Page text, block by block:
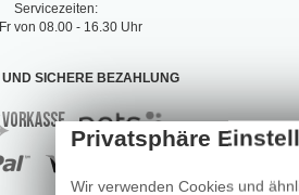
Servicezeiten:
von 08.00 - 16.30 Uhr
UND SICHERE BEZAHLUNG
Wir verwenden Cookies und